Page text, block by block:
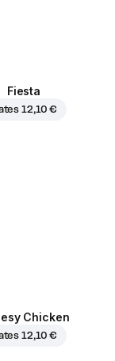
Fiesta
12,10 €
Chicken
12,10 €